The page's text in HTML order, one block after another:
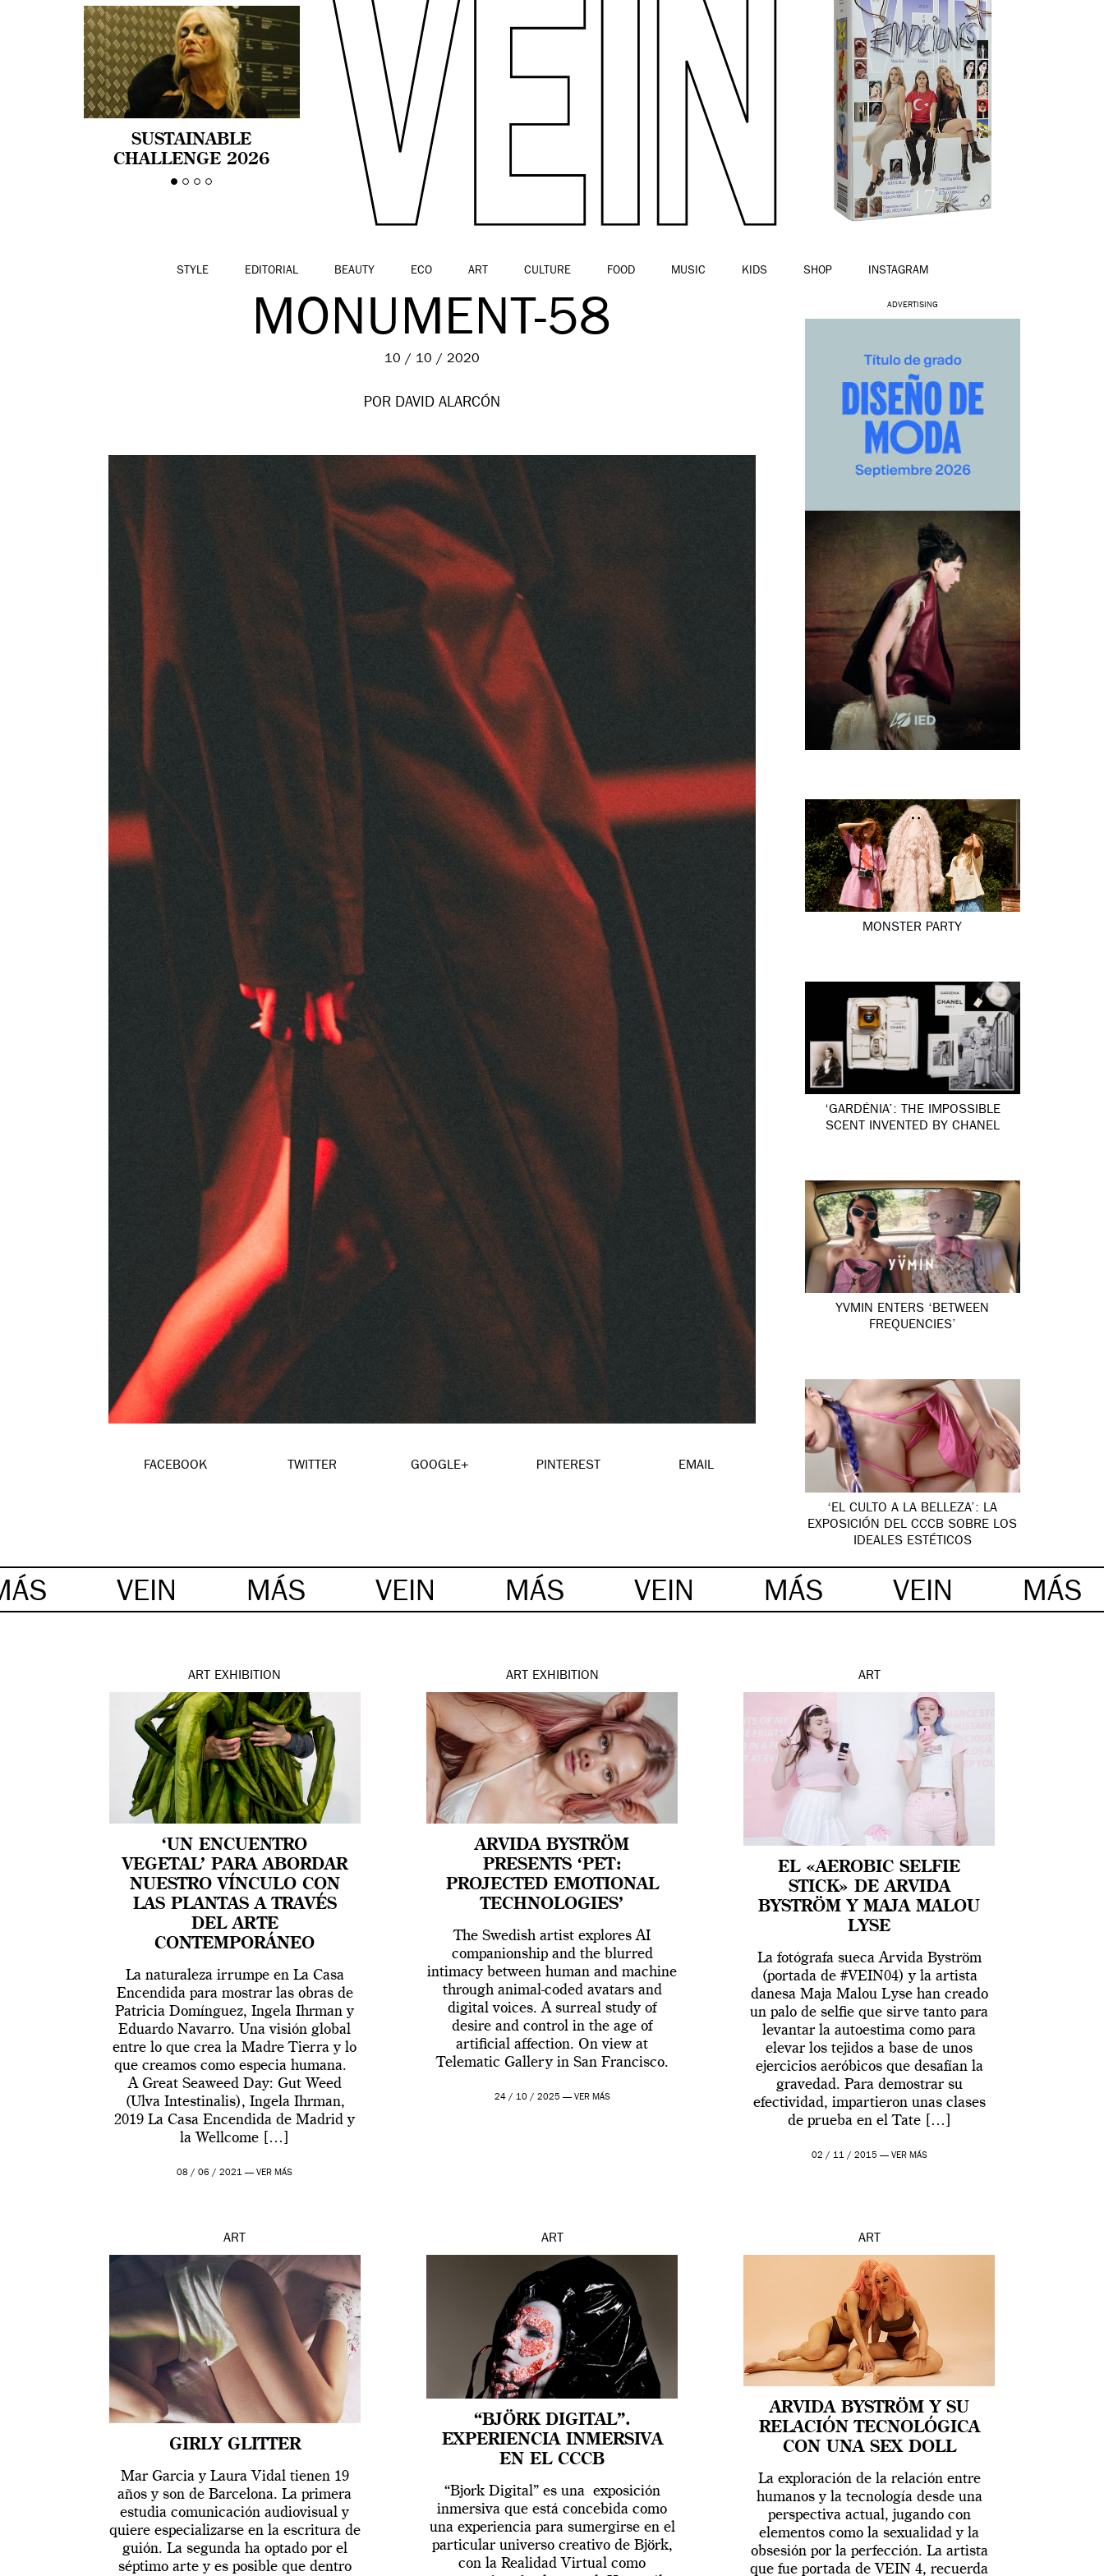
SUSTAINABLE
CHALLENGE 2026
CELEBRA LA
STYLE EDITORIAL BEAUTY ECO ART CULTURE FOOD MUSIC KIDS SHOP INSTAGRAM
MONUMENT-58
10 / 10 / 2020
POR DAVID ALARCÓN
FACEBOOK TWITTER GOOGLE+ PINTEREST EMAIL
ADVERTISING
MONSTER PARTY
‘GARDÉNIA’: THE IMPOSSIBLE
SCENT INVENTED BY CHANEL
YVMIN ENTERS ‘BETWEEN
FREQUENCIES’
‘EL CULTO A LA BELLEZA’: LA
EXPOSICIÓN DEL CCCB SOBRE LOS
IDEALES ESTÉTICOS
VEIN MÁS VEIN MÁS VEIN MÁS VEIN MÁS
ART EXHIBITION
‘UN ENCUENTRO
VEGETAL’ PARA ABORDAR
NUESTRO VÍNCULO CON
LAS PLANTAS A TRAVÉS
DEL ARTE
CONTEMPORÁNEO
La naturaleza irrumpe en La Casa
Encendida para mostrar las obras de
Patricia Domínguez, Ingela Ihrman y
Eduardo Navarro. Una visión global
entre lo que crea la Madre Tierra y lo
que creamos como especia humana.
A Great Seaweed Day: Gut Weed
(Ulva Intestinalis), Ingela Ihrman,
2019 La Casa Encendida de Madrid y
la Wellcome […]
08 / 06 / 2021 —VER MÁS
ART EXHIBITION
ARVIDA BYSTRÖM
PRESENTS ‘PET:
PROJECTED EMOTIONAL
TECHNOLOGIES’
The Swedish artist explores AI
companionship and the blurred
intimacy between human and machine
through animal-coded avatars and
digital voices. A surreal study of
desire and control in the age of
artificial affection. On view at
Telematic Gallery in San Francisco.
24 / 10 / 2025 — VER MÁS
ART
EL «AEROBIC SELFIE
STICK» DE ARVIDA
BYSTRÖM Y MAJA MALOU
LYSE
La fotógrafa sueca Arvida Byström
(portada de #VEIN04) y la artista
danesa Maja Malou Lyse han creado
un palo de selfie que sirve tanto para
levantar la autoestima como para
elevar los tejidos a base de unos
ejercicios aeróbicos que desafían la
gravedad. Para demostrar su
efectividad, impartieron unas clases
de prueba en el Tate […]
02 / 11 / 2015 — VER MÁS
ART
GIRLY GLITTER
Mar Garcia y Laura Vidal tienen 19
años y son de Barcelona. La primera
estudia comunicación audiovisual y
quiere especializarse en la escritura de
guión. La segunda ha optado por el
séptimo arte y es posible que dentro
ART
“BJÖRK DIGITAL”.
EXPERIENCIA INMERSIVA
EN EL CCCB
“Bjork Digital” es una exposición
inmersiva que está concebida como
una experiencia para sumergirse en el
particular universo creativo de Björk,
con la Realidad Virtual como
ART
ARVIDA BYSTRÖM Y SU
RELACIÓN TECNOLÓGICA
CON UNA SEX DOLL
La exploración de la relación entre
humanos y la tecnología desde una
perspectiva actual, jugando con
elementos como la sexualidad y la
obsesión por la perfección. La artista
que fue portada de VEIN 4, recuerda